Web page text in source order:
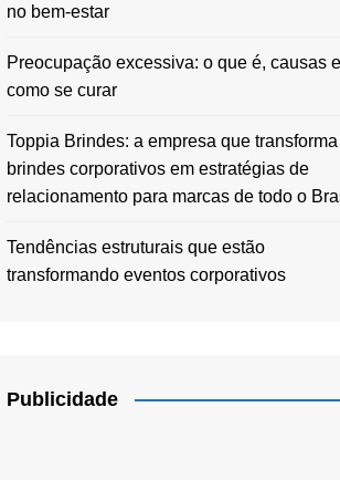
no bem-estar
Preocupação excessiva: o que é, causas e
como se curar
Toppia Brindes: a empresa que transforma
brindes corporativos em estratégias de
relacionamento para marcas de todo o
Tendências estruturais que estão
transformando eventos corporativos
Publicidade